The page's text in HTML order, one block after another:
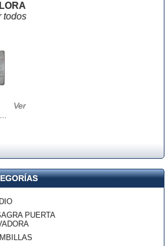
todos
Ver
PUERTA